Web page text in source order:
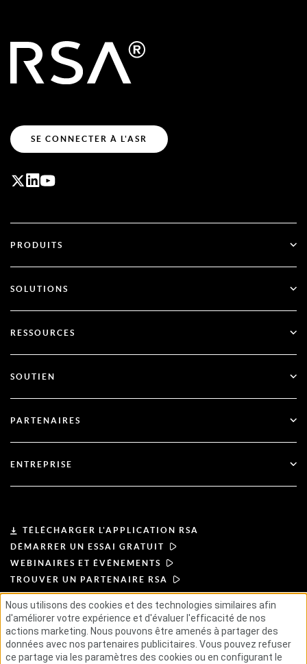
SE CONNECTER À L'ASR
PRODUITS
SecurID
SOLUTIONS
Authentification multifactorielle
Services financiers
RESSOURCES
Blog
Documentation
SOUTIEN
Soutien à la clientèle
PARTENAIRES
Devenir partenaire
ENTREPRISE
Leadership
Actualités et presse
Ressources
Carrières
TÉLÉCHARGER L'APPLICATION RSA
DÉMARRER UN ESSAI GRATUIT
WEBINAIRES ET ÉVÉNEMENTS
TROUVER UN PARTENAIRE RSA
CONDITIONS D'UTILISATION
POLITIQUE DE CONFIDENTIALITÉ
ACCORDS TYPES
PRINCIPES APPLICABLES AUX FOURNISSEURS
CHAÎNE D'APPROVISIONNEMENT ÉTHIQUEGSE
Nous utilisons des cookies et des technologies similaires afin
d'améliorer votre expérience et d'évaluer l'efficacité de nos
actions marketing. Nous pouvons être amenés à partager des
données avec nos partenaires publicitaires. Vous pouvez refuser
ce partage via les paramètres des cookies ou en configurant le